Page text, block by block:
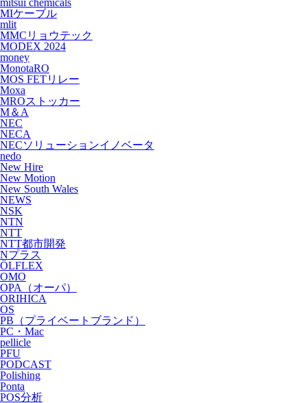
mitsui chemicals
MIケーブル
mlit
MMCリョウテック
MODEX 2024
money
MonotaRO
MOS FETリレー
Moxa
MROストッカー
M＆A
NEC
NECA
NECソリューションイノベータ
nedo
New Hire
New Motion
New South Wales
NEWS
NSK
NTN
NTT
NTT都市開発
Nプラス
ÖLFLEX
OMO
OPA（オーパ）
ORIHICA
OS
PB（プライベートブランド）
PC・Mac
pellicle
PFU
PODCAST
Polishing
Ponta
POS分析